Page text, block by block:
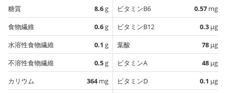
糖質
8.6g
食物繊維
0.6g
水溶性食物繊維
0.1 g
不溶性食物繊維
0.5g
カリウム
364mg
ビタミンB6
0.57 mg
ビタミンB12
0.3 µg
葉酸
78 µg
ビタミンA
48 µg
ビタミンD
0.1 µg